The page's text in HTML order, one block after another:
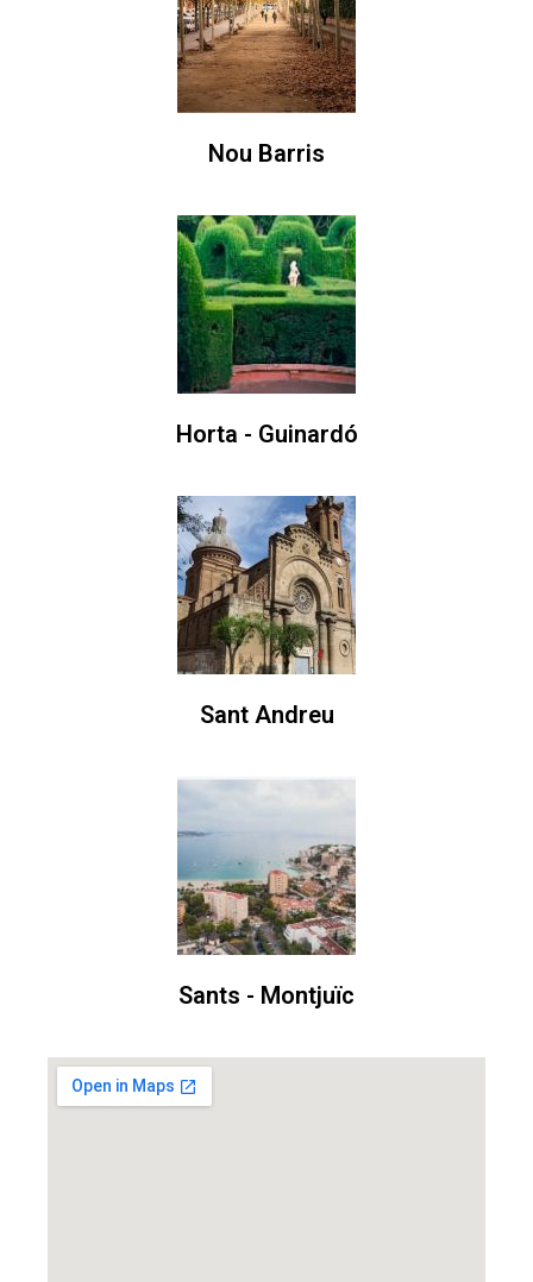
Nou Barris
Horta - Guinardó
Sant Andreu
Sants - Montjuïc